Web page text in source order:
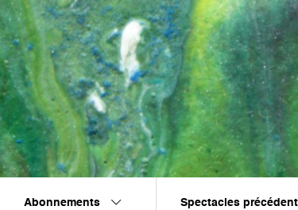
Abonnements Spectacles